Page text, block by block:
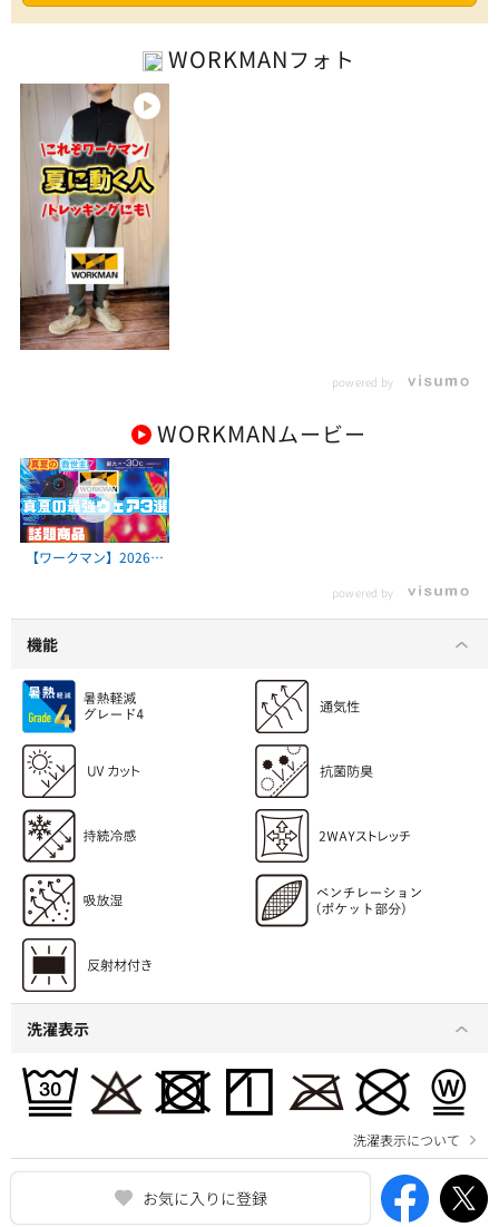
お気に入りに登録
WORKMANフォト
powered by
WORKMANムービー
【ワークマン】2026春
介します！
powered by
機能
洗濯表示
洗濯表示について